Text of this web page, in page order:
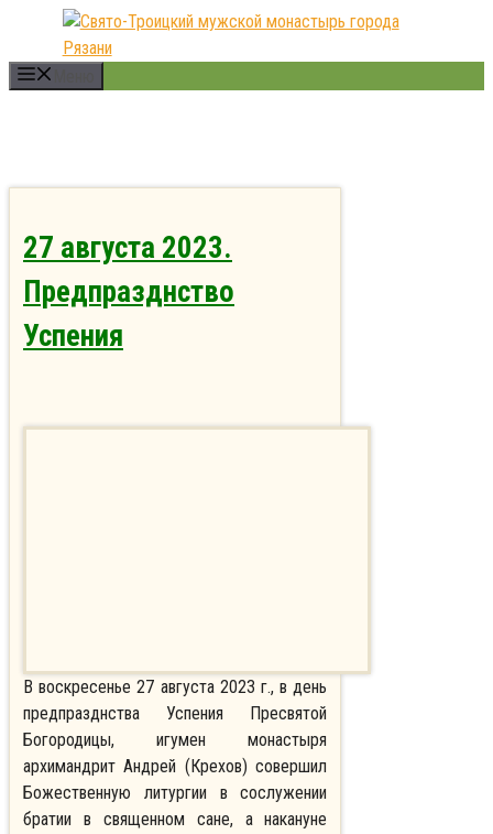
Перейти
содержимому
27 августа 2023.
Предпразднство
Успения
В воскресенье 27 августа 2023 г., в день
предпразднства Успения Пресвятой
Богородицы, игумен монастыря
архимандрит Андрей (Крехов) совершил
Божественную литургии в сослужении
братии в священном сане, а накануне